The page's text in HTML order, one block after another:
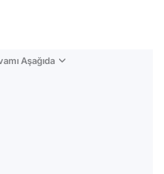
Aşağıda